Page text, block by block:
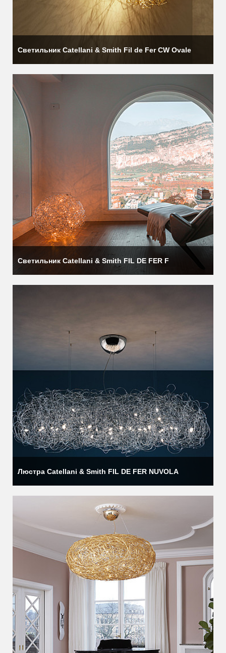
Светильник Catellani & Smith Fil de Fer CW Ovale
Светильник Catellani & Smith FIL DE FER F
Люстра Catellani & Smith FIL DE FER NUVOLA